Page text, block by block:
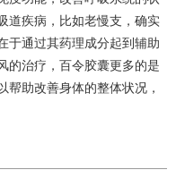
道疾病，比如老慢支，确实
于通过其药理成分起到辅助
的治疗，百令胶囊更多的是
帮助改善身体的整体状况，